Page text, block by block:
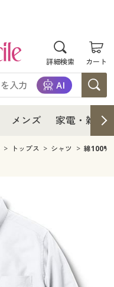
詳細検索 カート
メンズ 家電・雑貨
トップス シャツ 綿100%